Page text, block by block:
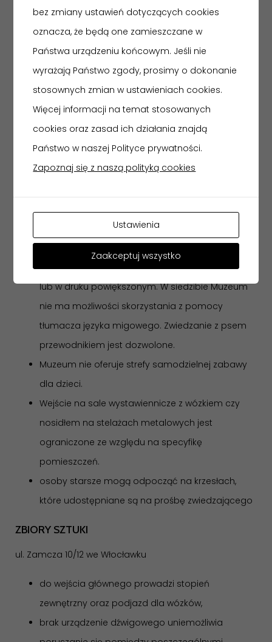
usytuowanych na parterze i pierwszym piętrze
budynku, na które prowadzą schody. Dla osób
niepełnosprawnych dostępna jest wystawa stała
usytuowana na parterze.
na terenie Muzeum nie ma miejsc parkingowych
dla osób niepełnosprawnych. Istnieje możliwość
skorzystania z parkingów ogólnodostępnych dla
samochodów osobowych, zlokalizowanych
wzdłuż sąsiednich ulic,
osób niepełnosprawnych. Brak toalety z
w budynku nie ma pętli indukcyjnych, oznaczeń w
alfabecie Braille’a ani oznaczeń kontrastowych
lub w druku powiększonym. W siedzibie Muzeum
nie ma możliwości skorzystania z pomocy
tłumacza języka migowego. Zwiedzanie z psem
przewodnikiem jest dozwolone.
Muzeum nie oferuje strefy samodzielnej zabawy
dla dzieci.
Wejście na sale wystawiennicze z wózkiem czy
nosidłem na stelażach metalowych jest
ograniczone ze względu na specyfikę
pomieszczeń.
osoby starsze mogą odpocząć na krzesłach,
które udostępniane są na prośbę zwiedzającego
ZBIORY SZTUKI
ul. Zamcza 10/12 we Włocławku
do wejścia głównego prowadzi stopień
zewnętrzny oraz podjazd dla wózków,
brak urządzenie dźwigowego uniemożliwia
bez zmiany ustawień dotyczących cookies
oznacza, że będą one zamieszczane w
Państwa urządzeniu końcowym. Jeśli nie
wyrażają Państwo zgody, prosimy o dokonanie
stosownych zmian w ustawieniach cookies.
Więcej informacji na temat stosowanych
cookies oraz zasad ich działania znajdą
Państwo w naszej Polityce prywatności.
Zapoznaj się z naszą polityką cookies
Ustawienia
Zaakceptuj wszystko